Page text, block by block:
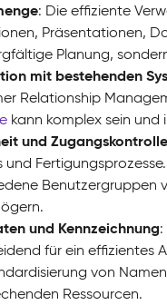
: Die effiziente
Präsentationen,
Planung,
mit bestehenden
Relationship
kann komplex sein und
und Zugangskontrolle
und
Benutzergruppen
und Kennzeichnung
für ein effizientes
von
Ressourcen.